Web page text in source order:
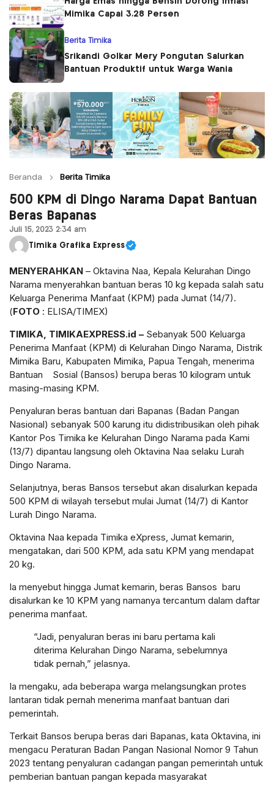
Mimika Capai 3,28 Persen
Berita Timika
Srikandi Golkar Mery Pongutan Salurkan
Bantuan Produktif untuk Warga Wania
Beranda Berita Timika
500 KPM di Dingo Narama Dapat Bantuan
Beras Bapanas
Juli 15, 2023 2:34 am
Timika Grafika Express
MENYERAHKAN – Oktavina Naa, Kepala Kelurahan Dingo
Narama menyerahkan bantuan beras 10 kg kepada salah satu
Keluarga Penerima Manfaat (KPM) pada Jumat (14/7).
(FOTO : ELISA/TIMEX)
TIMIKA, TIMIKAEXPRESS.id – Sebanyak 500 Keluarga
Penerima Manfaat (KPM) di Kelurahan Dingo Narama, Distrik
Mimika Baru, Kabupaten Mimika, Papua Tengah, menerima
Bantuan Sosial (Bansos) berupa beras 10 kilogram untuk
masing-masing KPM.
Penyaluran beras bantuan dari Bapanas (Badan Pangan
Nasional) sebanyak 500 karung itu didistribusikan oleh pihak
Kantor Pos Timika ke Kelurahan Dingo Narama pada Kami
(13/7) dipantau langsung oleh Oktavina Naa selaku Lurah
Dingo Narama.
Selanjutnya, beras Bansos tersebut akan disalurkan kepada
500 KPM di wilayah tersebut mulai Jumat (14/7) di Kantor
Lurah Dingo Narama.
Oktavina Naa kepada Timika eXpress, Jumat kemarin,
mengatakan, dari 500 KPM, ada satu KPM yang mendapat
20 kg.
Ia menyebut hingga Jumat kemarin, beras Bansos baru
disalurkan ke 10 KPM yang namanya tercantum dalam daftar
penerima manfaat.
“Jadi, penyaluran beras ini baru pertama kali
diterima Kelurahan Dingo Narama, sebelumnya
tidak pernah,” jelasnya.
Ia mengaku, ada beberapa warga melangsungkan protes
lantaran tidak pernah menerima manfaat bantuan dari
pemerintah.
Terkait Bansos berupa beras dari Bapanas, kata Oktavina, ini
mengacu Peraturan Badan Pangan Nasional Nomor 9 Tahun
2023 tentang penyaluran cadangan pangan pemerintah untuk
pemberian bantuan pangan kepada masyarakat